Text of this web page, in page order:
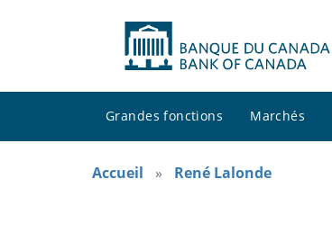
Grandes fonctions Marchés
Accueil René Lalonde